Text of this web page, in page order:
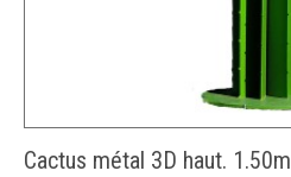
Cactus métal 3D haut. 1.50m